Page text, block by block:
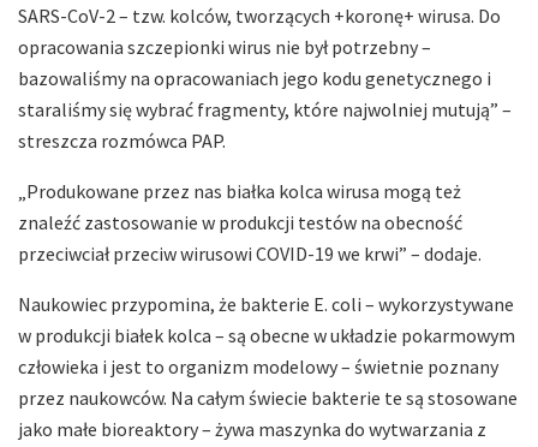
SARS-CoV-2 – tzw. kolców, tworzących +koronę+ wirusa. Do
opracowania szczepionki wirus nie był potrzebny –
bazowaliśmy na opracowaniach jego kodu genetycznego i
staraliśmy się wybrać fragmenty, które najwolniej mutują” –
streszcza rozmówca PAP.
„Produkowane przez nas białka kolca wirusa mogą też
znaleźć zastosowanie w produkcji testów na obecność
przeciwciał przeciw wirusowi COVID-19 we krwi” – dodaje.
Naukowiec przypomina, że bakterie E. coli – wykorzystywane
w produkcji białek kolca – są obecne w układzie pokarmowym
człowieka i jest to organizm modelowy – świetnie poznany
przez naukowców. Na całym świecie bakterie te są stosowane
jako małe bioreaktory – żywa maszynka do wytwarzania z